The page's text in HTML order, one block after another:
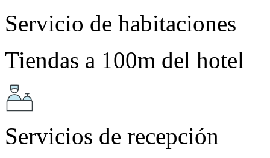
Servicio de habitaciones
Tiendas a 100m del hotel
Servicios de recepción